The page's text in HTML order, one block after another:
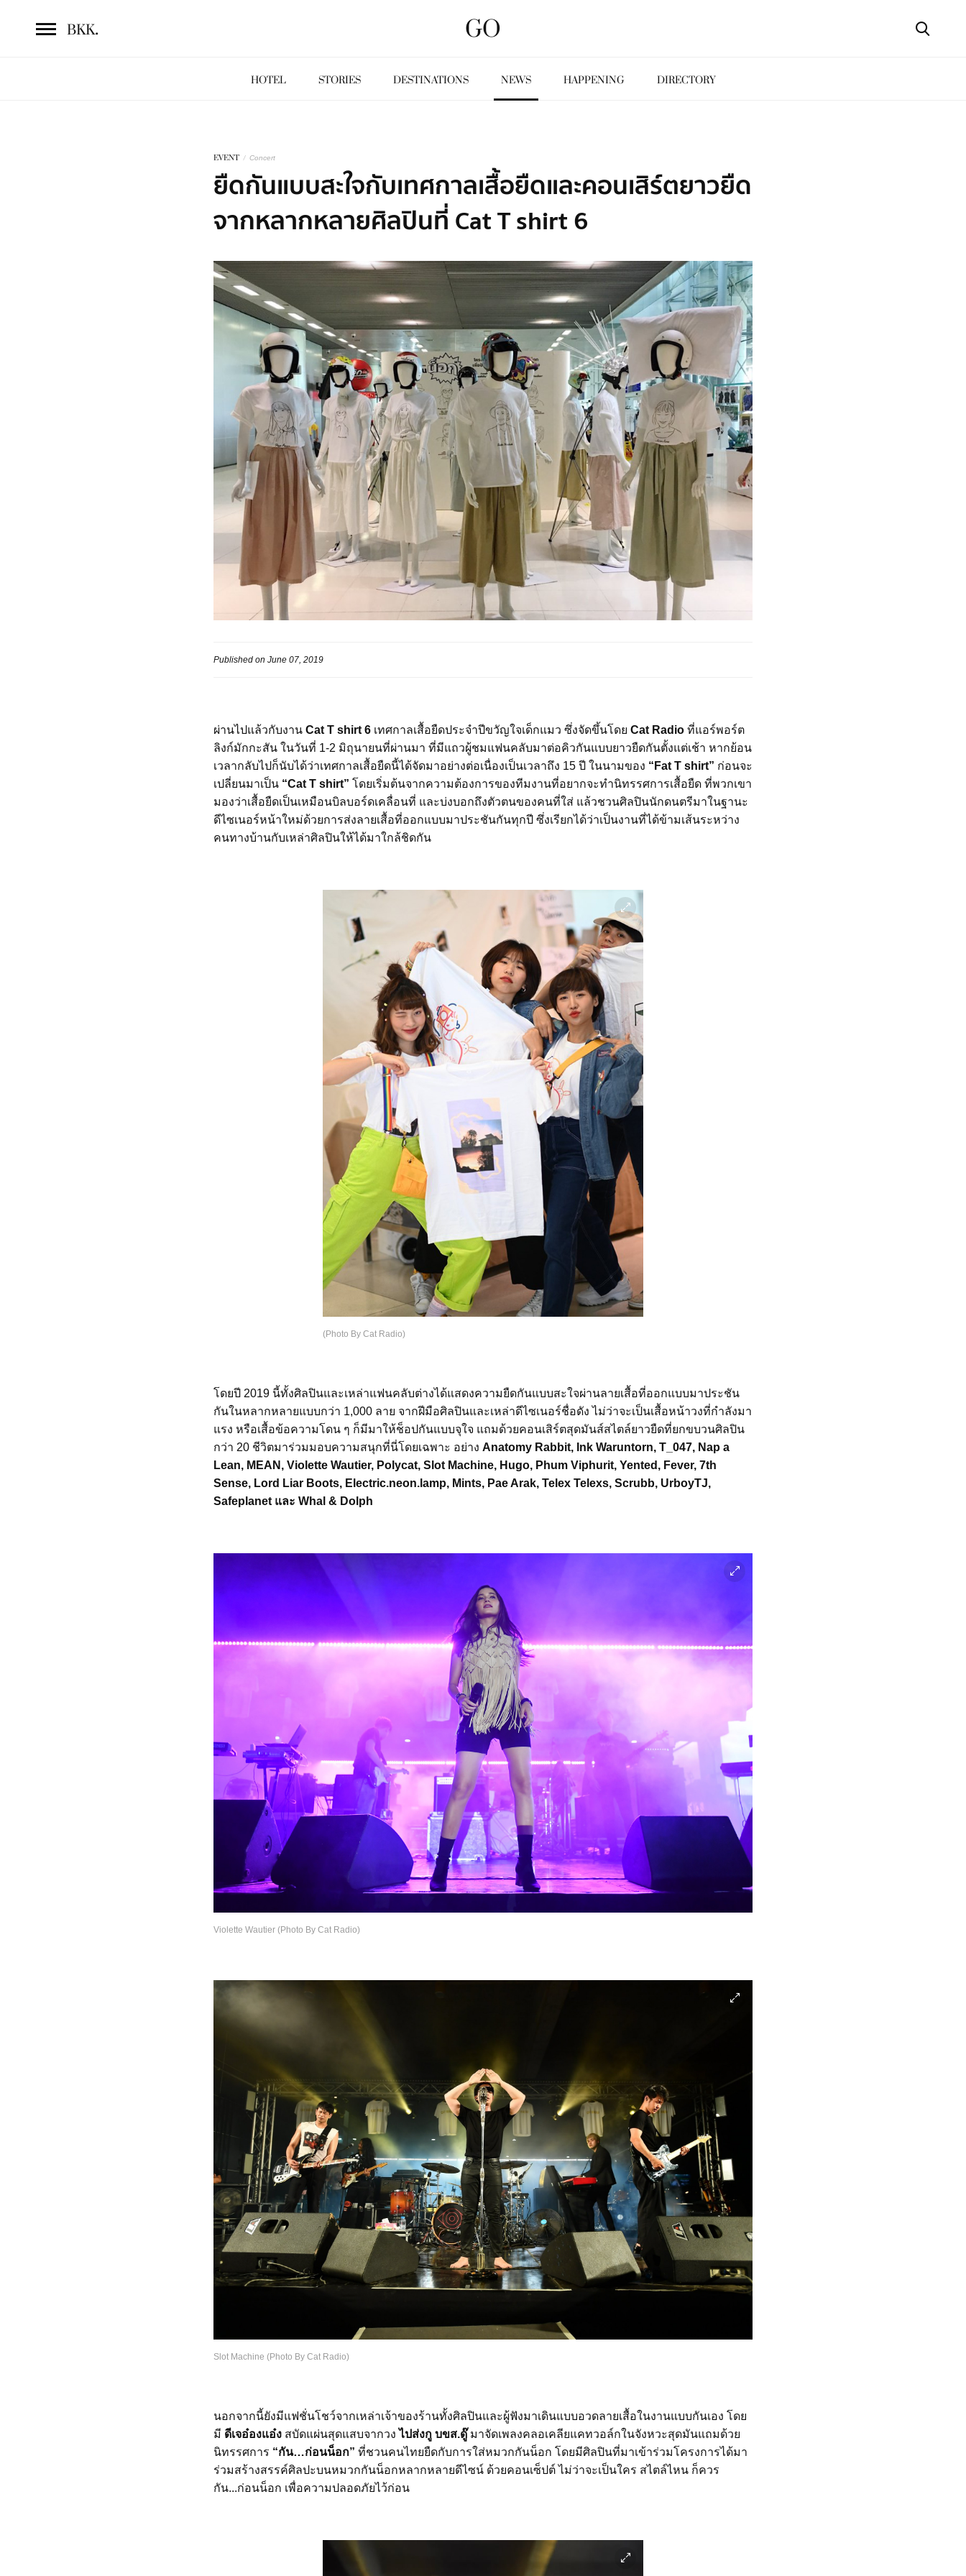
BKK. GO
HOTEL STORIES DESTINATIONS NEWS HAPPENING DIRECTORY
EVENT / Concert
ยืดกันแบบสะใจกับเทศกาลเสื้อยืดและคอนเสิร์ตยาวยืด
จากหลากหลายศิลปินที่ Cat T shirt 6
Published on June 07, 2019
ผ่านไปแล้วกับงาน Cat T shirt 6 เทศกาลเสื้อยืดประจำปีขวัญใจเด็กแมว ซึ่งจัดขึ้นโดย Cat Radio ที่แอร์พอร์ต
ลิงก์มักกะสัน ในวันที่ 1-2 มิถุนายนที่ผ่านมา ที่มีแถวผู้ชมแฟนคลับมาต่อคิวกันแบบยาวยืดกันตั้งแต่เช้า หากย้อน
เวลากลับไปก็นับได้ว่าเทศกาลเสื้อยืดนี้ได้จัดมาอย่างต่อเนื่องเป็นเวลาถึง 15 ปี ในนามของ “Fat T shirt” ก่อนจะ
เปลี่ยนมาเป็น “Cat T shirt” โดยเริ่มต้นจากความต้องการของทีมงานที่อยากจะทำนิทรรศการเสื้อยืด ที่พวกเขา
มองว่าเสื้อยืดเป็นเหมือนบิลบอร์ดเคลื่อนที่ และบ่งบอกถึงตัวตนของคนที่ใส่ แล้วชวนศิลปินนักดนตรีมาในฐานะ
ดีไซเนอร์หน้าใหม่ด้วยการส่งลายเสื้อที่ออกแบบมาประชันกันทุกปี ซึ่งเรียกได้ว่าเป็นงานที่ได้ข้ามเส้นระหว่าง
คนทางบ้านกับเหล่าศิลปินให้ได้มาใกล้ชิดกัน
(Photo By Cat Radio)
โดยปี 2019 นี้ทั้งศิลปินและเหล่าแฟนคลับต่างได้แสดงความยืดกันแบบสะใจผ่านลายเสื้อที่ออกแบบมาประชัน
กันในหลากหลายแบบกว่า 1,000 ลาย จากฝีมือศิลปินและเหล่าดีไซเนอร์ชื่อดัง ไม่ว่าจะเป็นเสื้อหน้าวงที่กำลังมา
แรง หรือเสื้อข้อความโดน ๆ ก็มีมาให้ช็อปกันแบบจุใจ แถมด้วยคอนเสิร์ตสุดมันส์สไตล์ยาวยืดที่ยกขบวนศิลปิน
กว่า 20 ชีวิตมาร่วมมอบความสนุกที่นี่โดยเฉพาะ อย่าง Anatomy Rabbit, Ink Waruntorn, T_047, Nap a
Lean, MEAN, Violette Wautier, Polycat, Slot Machine, Hugo, Phum Viphurit, Yented, Fever, 7th
Sense, Lord Liar Boots, Electric.neon.lamp, Mints, Pae Arak, Telex Telexs, Scrubb, UrboyTJ,
Safeplanet และ Whal & Dolph
Violette Wautier (Photo By Cat Radio)
Slot Machine (Photo By Cat Radio)
นอกจากนี้ยังมีแฟชั่นโชว์จากเหล่าเจ้าของร้านทั้งศิลปินและผู้ฟังมาเดินแบบอวดลายเสื้อในงานแบบกันเอง โดย
มี ดีเจอ๋องแอ๋ง สบัดแผ่นสุดแสบจากวงไปส่งกู บขส.ดู๊มาจัดเพลงคลอเคลียแคทวอล์กในจังหวะสุดมันแถมด้วย
นิทรรศการ “กัน…ก่อนน็อก” ที่ชวนคนไทยยืดกับการใส่หมวกกันน็อก โดยมีศิลปินที่มาเข้าร่วมโครงการได้มา
ร่วมสร้างสรรค์ศิลปะบนหมวกกันน็อกหลากหลายดีไซน์ ด้วยคอนเซ็ปต์ ไม่ว่าจะเป็นใคร สไตล์ไหน ก็ควร
กัน...ก่อนน็อก เพื่อความปลอดภัยไว้ก่อน